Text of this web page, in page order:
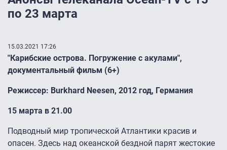
по 23 марта
15.03.2021 17:26
"Карибские острова. Погружение с акулами",
документальный фильм (6+)
Режиссер: Burkhard Neesen, 2012 год, Германия
15 марта в 21.00
Подводный мир тропической Атлантики красив и
опасен. Здесь над океанской бездной парят жестокие